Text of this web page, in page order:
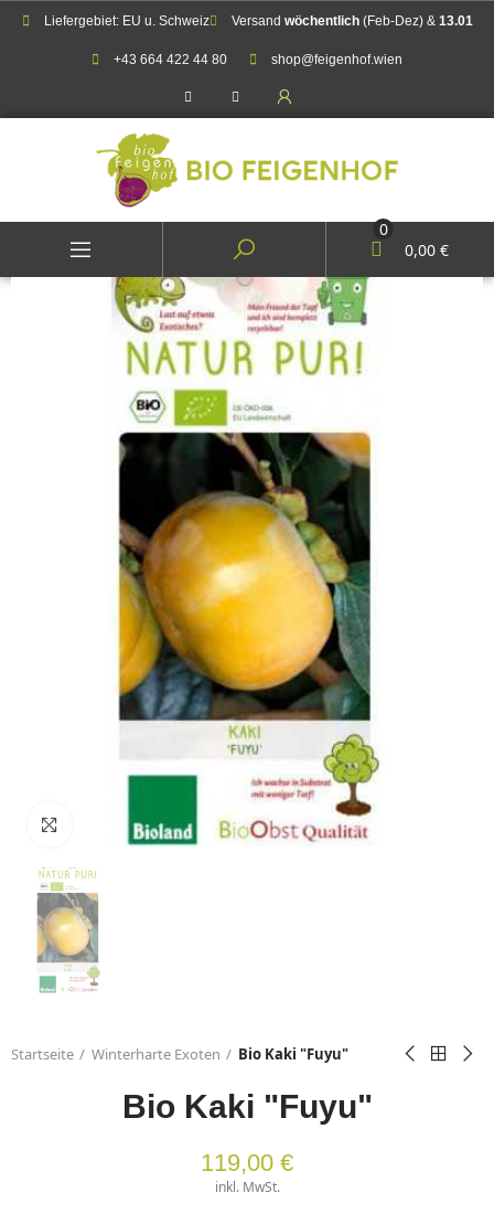
Liefergebiet: EU u. Schweiz Versand wöchentlich(Feb-Dez) & 13.01
+43 664 422 44 80 shop@feigenhof.wien
0
0,00 €
klicken um zu vergrößern
Startseite Winterharte Exoten Bio Kaki "Fuyu"
Bio Kaki "Fuyu"
119,00 €
inkl. MwSt.